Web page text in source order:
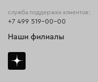
служба поддержки клиентов:
+7 499 519-00-00
Наши филиалы